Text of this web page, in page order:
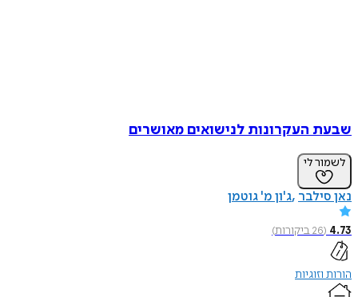
שבעת העקרונות לנישואים מאושרים
לשמור לי
נאן סילבר ג'ון מ' גוטמן
4.73
(
26ביקורות)
הורות וזוגיות